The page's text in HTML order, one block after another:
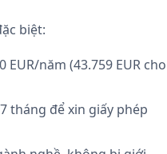
biệt:
năm (43.759 EUR cho
tháng để xin giấy phép